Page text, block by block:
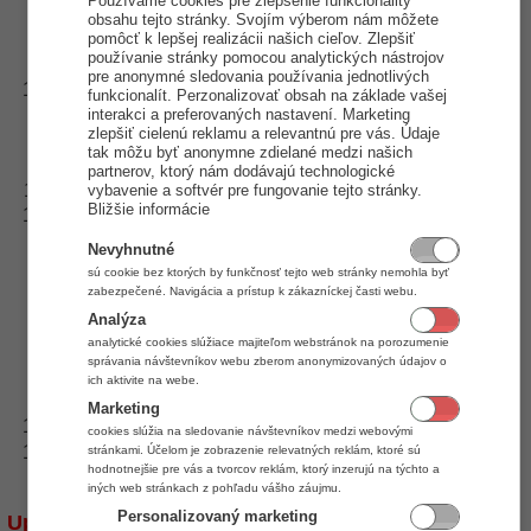
Pokladňa(týmto sa definuje tzv. typ kanála, čo zároveň
definuje prenášané údaje a a spôsob prenosu).
Kliknite na záložkuExport.
V sekciiExportje potrebné vybraťSkladprislúchajúci
k danej POS Pokladni (pracovisku)(najčastejšie bude pre
každú pobočku vytvorený nezávislý sklad, k jednému skladu
môže byť pridelených viacero POS Pokladní).
Kliknite na záložkuImport.
V sekciiImportje potrebné vybrať
k danej POS Pokladni a
POS Uzávierky PLU- druh
pohybu, ktorý bude použitý pre výdaj predaného tovaru
zo skladu.Upozornenie: Daný druh pohybu
musí byť typu "Odb. dodací list", musí byť
zdieľaný voči pobočke a musí byť nastavený
ako Externý(tzn. doklad vzniká na pobočke, v databáze
danej POS Pokladne a do databázy centrály je importovaný)
Kliknite na tlačidloUložiť.
Vyššie uvedený postup je potrebné aplikovať pre všetkých
odberateľov, v tomto prípade jednotlivé POS Pokladne
Upozornenie: Ak do existujúceho riešenia
obsahu tejto stránky. Svojím výberom nám môžete
pomôcť k lepšej realizácii našich cieľov. Zlepšiť
používanie stránky pomocou analytických nástrojov
pre anonymné sledovania používania jednotlivých
funkcionalít. Perzonalizovať obsah na základe vašej
interakci a preferovaných nastavení. Marketing
zlepšiť cielenú reklamu a relevantnú pre vás. Údaje
tak môžu byť anonymne zdielané medzi našich
partnerov, ktorý nám dodávajú technologické
vybavenie a softvér pre fungovanie tejto stránky.
Bližšie informácie
Nevyhnutné
sú cookie bez ktorých by funkčnosť tejto web stránky nemohla byť
zabezpečené. Navigácia a prístup k zákazníckej časti webu.
Analýza
analytické cookies slúžiace majiteľom webstránok na porozumenie
správania návštevníkov webu zberom anonymizovaných údajov o
ich aktivite na webe.
Marketing
cookies slúžia na sledovanie návštevníkov medzi webovými
stránkami. Účelom je zobrazenie relevatných reklám, ktoré sú
hodnotnejšie pre vás a tvorcov reklám, ktorý inzerujú na týchto a
iných web stránkach z pohľadu vášho záujmu.
Personalizovaný marketing